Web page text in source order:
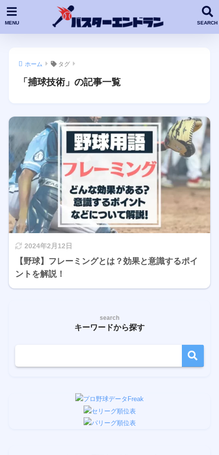
ホーム タグ
「捕球技術」の記事一覧
2024年2月12日
【野球】フレーミングとは？効果と意識するポイ
ントを解説！
search
キーワードから探す